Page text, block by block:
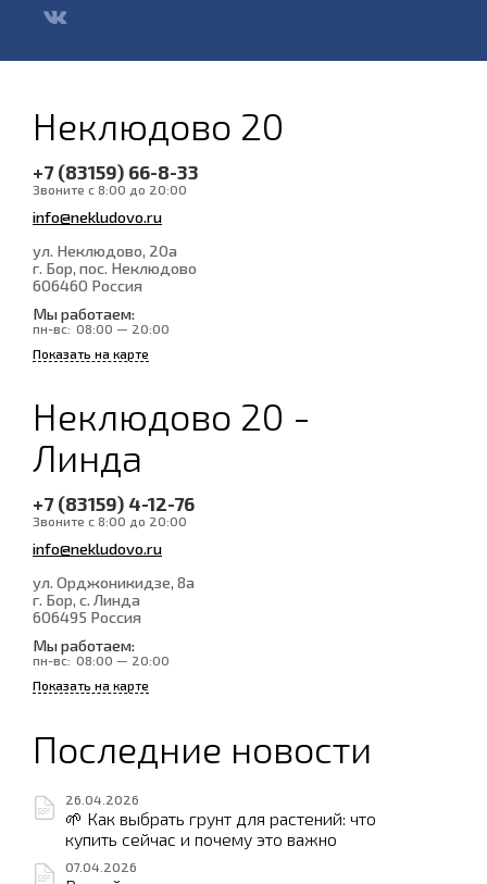
Неклюдово 20
+7 (83159) 66-8-33
Звоните с 8:00 до 20:00
info@nekludovo.ru
ул. Неклюдово, 20а
г. Бор, пос. Неклюдово
606460 Россия
Мы работаем:
пн-вс: 08:00 — 20:00
Показать на карте
Неклюдово 20 -
Линда
+7 (83159) 4-12-76
Звоните с 8:00 до 20:00
info@nekludovo.ru
ул. Орджоникидзе, 8а
г. Бор, с. Линда
606495 Россия
Мы работаем:
пн-вс: 08:00 — 20:00
Показать на карте
Последние новости
26.04.2026
🌱 Как выбрать грунт для растений: что
купить сейчас и почему это важно
07.04.2026